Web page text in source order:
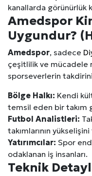
kanallarda görünürlük
Amedspor
Uygundur?
Amedspor, sadece
çeşitlilik ve mücadele
sporseverlerin
Bölge Halkı: Kendi
temsil eden bir takım
Futbol Analistleri:
takımlarının
Yatırımcılar: Spor
odaklanan iş insanları.
Teknik